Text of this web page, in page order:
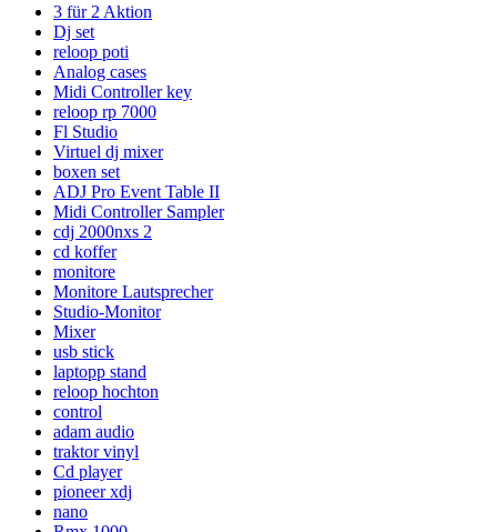
3 für 2 Aktion
Dj set
reloop poti
Analog cases
Midi Controller key
reloop rp 7000
Fl Studio
Virtuel dj mixer
boxen set
ADJ Pro Event Table II
Midi Controller Sampler
cdj 2000nxs 2
cd koffer
monitore
Monitore Lautsprecher
Studio-Monitor
Mixer
usb stick
laptopp stand
reloop hochton
control
adam audio
traktor vinyl
Cd player
pioneer xdj
nano